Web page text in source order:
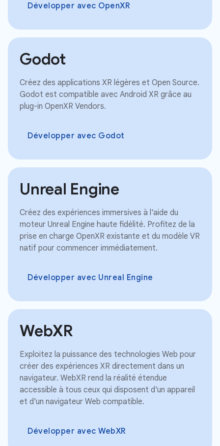
Développer avec OpenXR
Godot
Créez des applications XR légères et Open Source.
Godot est compatible avec Android XR grâce au
plug-in OpenXR Vendors.
Développer avec Godot
Unreal Engine
Créez des expériences immersives à l'aide du
moteur Unreal Engine haute fidélité. Profitez de la
prise en charge OpenXR existante et du modèle VR
natif pour commencer immédiatement.
Développer avec Unreal Engine
WebXR
Exploitez la puissance des technologies Web pour
créer des expériences XR directement dans un
navigateur. WebXR rend la réalité étendue
accessible à tous ceux qui disposent d'un appareil
et d'un navigateur Web compatible.
Développer avec WebXR